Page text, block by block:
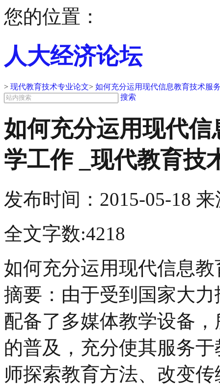
您的位置：
人大经济论坛
> 现代教育技术专业论文> 如何充分运用现代信息教育技术服
搜索
如何充分运用现代
学工作 _现代教育技
发布时间： 2015-05-18 来
全文字数:4218
如何充分运用现代信息
摘要：由于受到国家大
配备了多媒体教学设备
的普及，充分使其服务
师探索教育方法、改变